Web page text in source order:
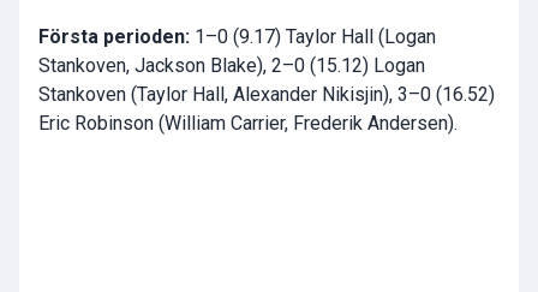
Första perioden: 1–0 (9.17) Taylor Hall (Logan
Stankoven, Jackson Blake), 2–0 (15.12) Logan
Stankoven (Taylor Hall, Alexander Nikisjin), 3–0 (16.52)
Eric Robinson (William Carrier, Frederik Andersen).